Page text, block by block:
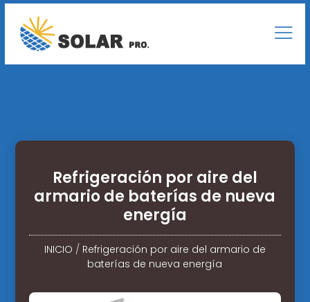
Refrigeración por aire del
armario de baterías de nueva
energía
INICIO / Refrigeración por aire del armario de
baterías de nueva energía